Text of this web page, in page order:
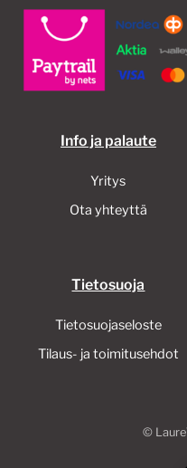
Info ja palaute
Yritys
Ota yhteyttä
Tietosuoja
Tietosuojaseloste
Tilaus- ja toimitusehdot
©